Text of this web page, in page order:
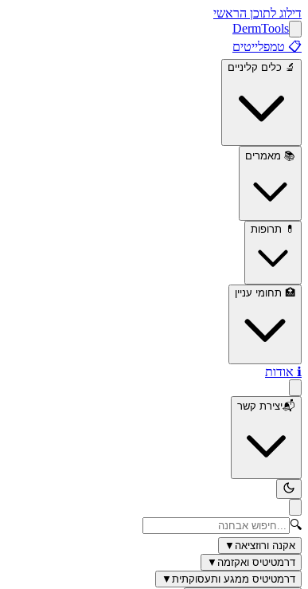
דילוג לתוכן הראשי
DermTools
📋 טמפלייטים
🔬 כלים קליניים
📚 מאמרים
💊 תרופות
🏥 תחומי עניין
ℹ️ אודות
📬יצירת קשר
🔍
אקנה ורוזציאה ▼
דרמטיטיס ואקזמה ▼
דרמטיטיס ממגע ותעסוקתית ▼